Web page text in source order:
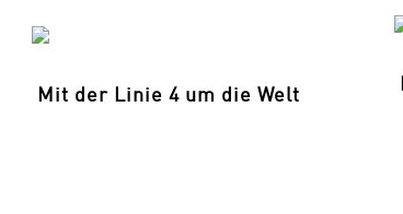
Mit der Linie 4 um die Welt